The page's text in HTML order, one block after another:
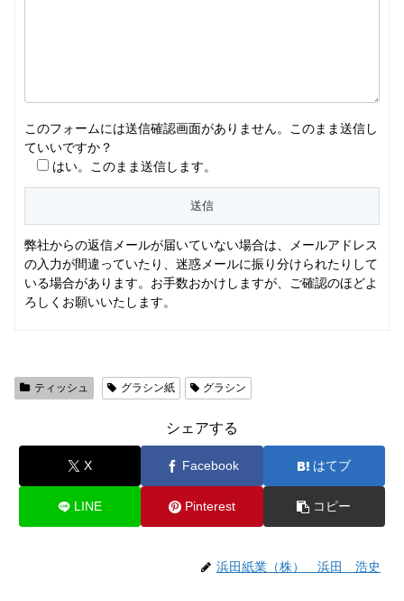
このフォームには送信確認画面がありません。このまま送信し
ていいですか？
はい。このまま送信します。
弊社からの返信メールが届いていない場合は、メールアドレス
の入力が間違っていたり、迷惑メールに振り分けられたりして
いる場合があります。お手数おかけしますが、ご確認のほどよ
ろしくお願いいたします。
ティッシュ グラシン紙 グラシン
シェアする
X Facebook はてブ
LINE Pinterest コピー
浜田紙業（株） 浜田 浩史